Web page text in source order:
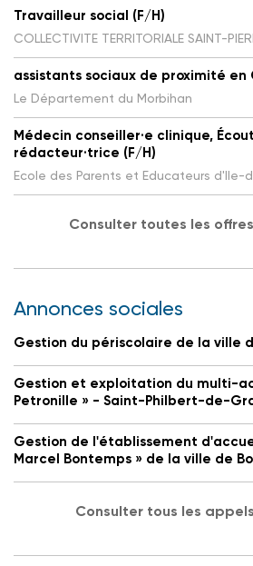
Travailleur social (F/H)
COLLECTIVITE TERRITORIALE SAINT-
assistants sociaux de proximité en
Le Département du Morbihan
Médecin conseiller·e clinique,
rédacteur·trice (F/H)
Ecole des Parents et Educateurs d'Ile-
Consulter toutes les
Annonces sociales
Gestion du périscolaire de la ville
Gestion et exploitation du multi-
Petronille » - Saint-Philbert-de-
Gestion de l'établissement
Marcel Bontemps » de la ville de
Consulter tous les